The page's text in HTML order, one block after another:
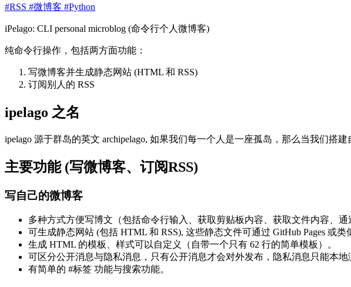
#RSS #微博客 #Python
iPelago: CLI personal microblog (命令行个人微博客)
纯命令行操作，包括两方面功能：
写微博客并生成静态网站 (HTML 和 RSS)
订阅别人的 RSS
ipelago 之名
ipelago 源于群岛的英文 archipelago, 如果我们每一个人是一座孤岛，那么当我们搭
主要功能 (写微博客、订阅RSS)
写自己的微博客
多种方式方便写博文（包括命令行输入、获取剪贴板内容、获取文件内容、通
可生成静态网站 (包括 HTML 和 RSS), 这些静态文件可通过 GitHub Pages 或
生成 HTML 的模板、样式可以自定义（自带一个只有 62 行的简单模板）。
可区分公开消息与隐私消息，只有公开消息才会对外发布，隐私消息只能本地
有简单的 #标签 功能与搜索功能。